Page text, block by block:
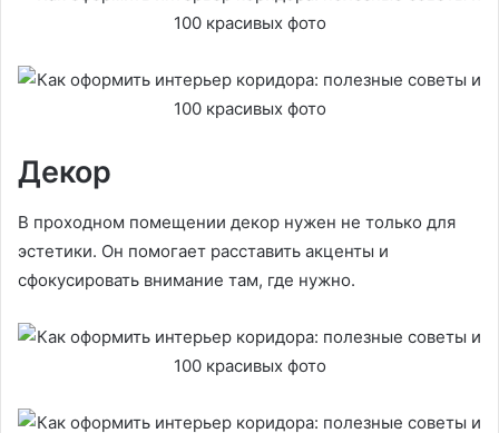
Декор
В проходном помещении декор нужен не только для
эстетики. Он помогает расставить акценты и
сфокусировать внимание там, где нужно.